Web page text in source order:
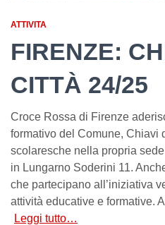
ATTIVITA
FIRENZE:
CITTÀ 24/25
Croce Rossa di Firenze
formativo del Comune, Chiavi
scolaresche nella propria
in Lungarno Soderini 11.
che partecipano all’iniziativa
attività educative e formative.
Leggi tutto…